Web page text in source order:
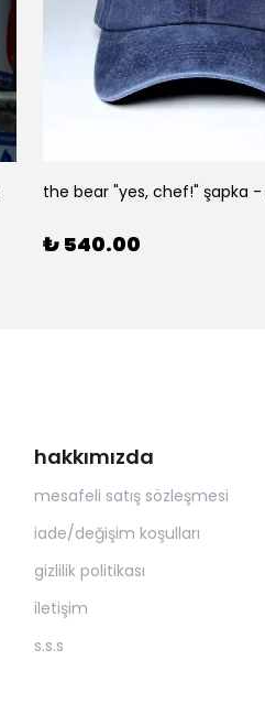
the bear "yes, chef!" şapka
₺ 540.00
hakkımızda
mesafeli satış sözleşmesi
iade/değişim koşulları
gizlilik politikası
iletişim
s.s.s